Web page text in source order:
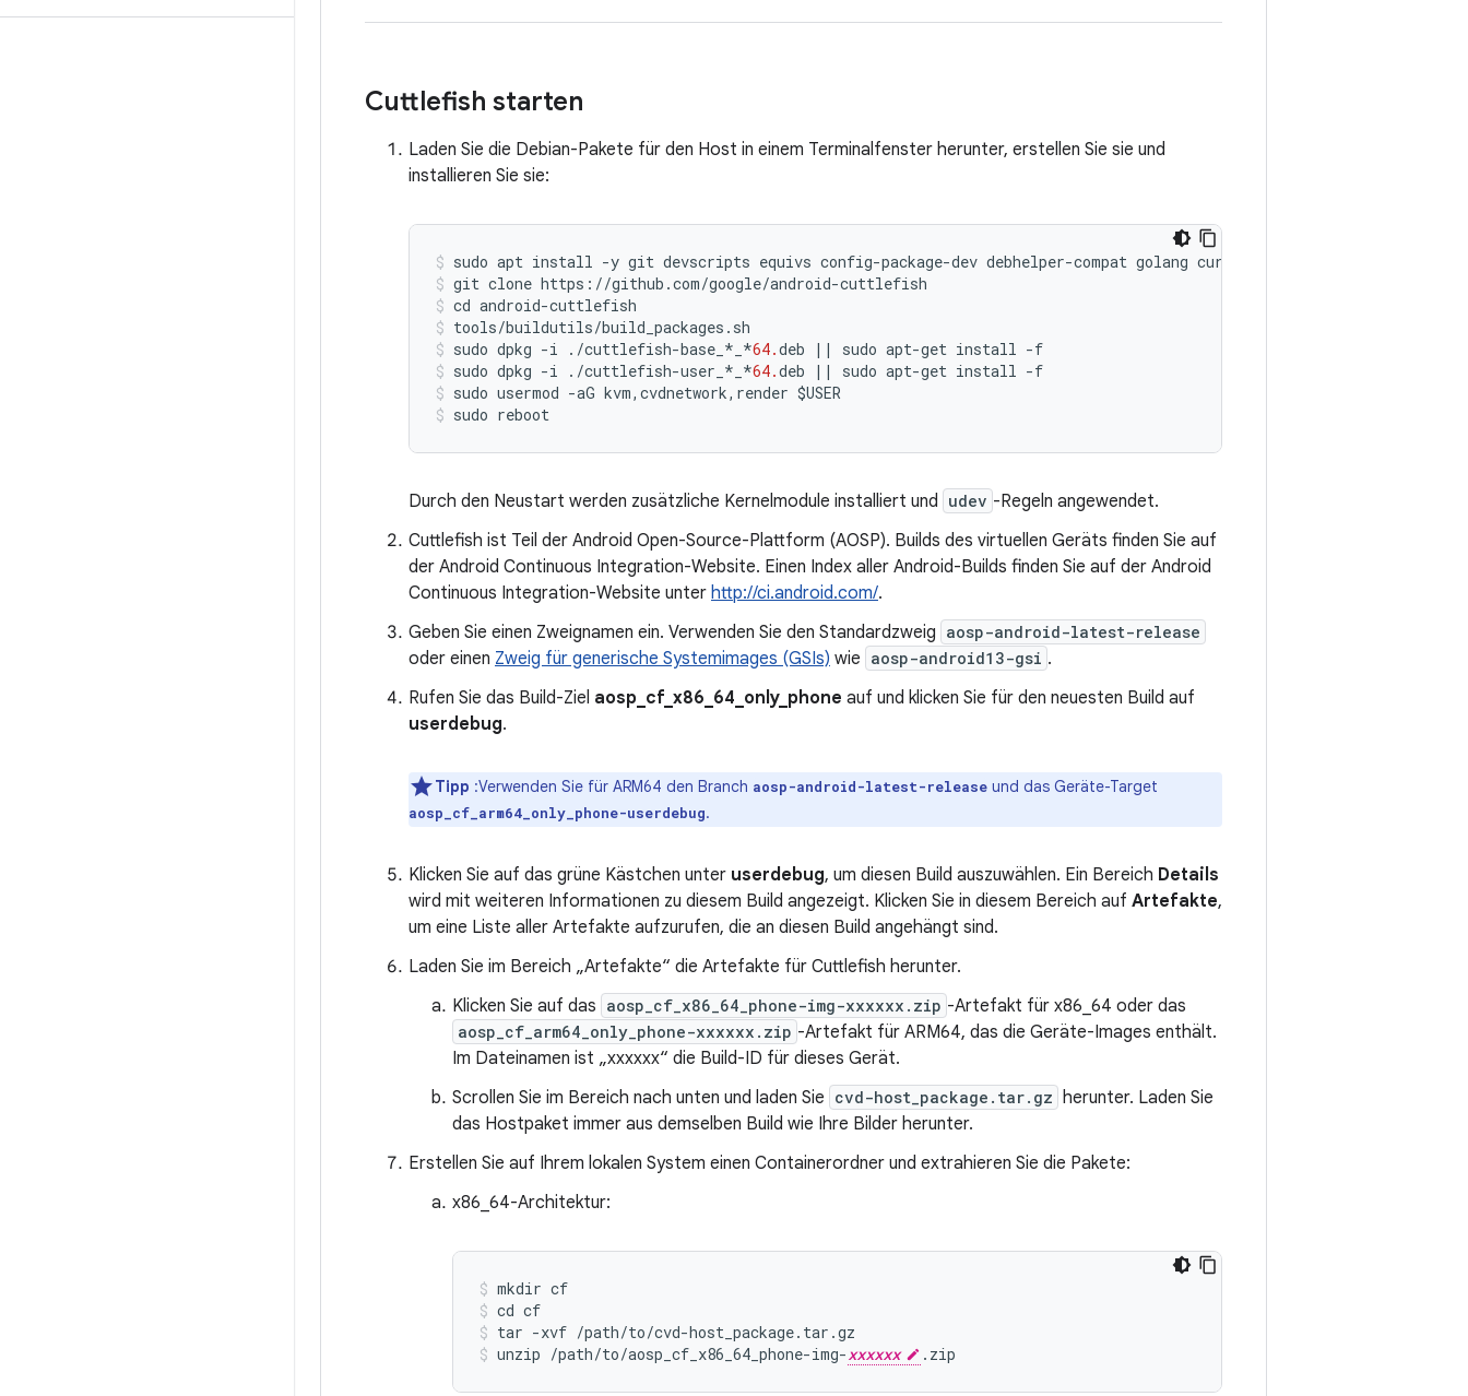
Cuttlefish starten
Laden Sie die Debian-Pakete für den Host in einem Terminalfenster herunter, erstellen Sie sie und
installieren Sie sie:
sudo apt install -y git devscripts equivs config-package-dev debhelper-compat golang curl
git clone https : //github .com/google/android-cuttlefish
cd android-cuttlefish
tools/buildutils/build_packages . sh
sudo dpkg -i ./cuttlefish-base_ * *64.deb || sudo apt-get install -f
sudo dpkg -i ./cuttlefish-user_ * *64.deb || sudo apt-get install -f
sudo usermod -aG kvm, cvdnetwork, render $USER
sudo reboot
Durch den Neustart werden zusätzliche Kernelmodule installiert und udev -Regeln angewendet.
Cuttlefish ist Teil der Android Open-Source-Plattform (AOSP). Builds des virtuellen Geräts finden Sie auf
der Android Continuous Integration-Website. Einen Index aller Android-Builds finden Sie auf der Android
Continuous Integration-Website unter http://ci.android.com/.
Geben Sie einen Zweignamen ein. Verwenden Sie den Standardzweig aosp-android-latest-release
oder einen Zweig für generische Systemimages (GSIs) wie aosp-android13-gsi .
Rufen Sie das Build-Ziel aosp_cf_x86_64_only_phone auf und klicken Sie für den neuesten Build auf
userdebug.
Tipp :Verwenden Sie für ARM64 den Branch aosp-android-latest-release und das Geräte-Target
aosp_cf_arm64_only_phone-userdebug.
Klicken Sie auf das grüne Kästchen unter userdebug, um diesen Build auszuwählen. Ein Bereich Details
wird mit weiteren Informationen zu diesem Build angezeigt. Klicken Sie in diesem Bereich auf Artefakte,
um eine Liste aller Artefakte aufzurufen, die an diesen Build angehängt sind.
Laden Sie im Bereich „Artefakte“ die Artefakte für Cuttlefish herunter.
Klicken Sie auf das aosp_cf_x86_64_phone-img-xxxxxx.zip -Artefakt für x86_64 oder das
aosp_cf_arm64_only_phone-xxxxxx.zip -Artefakt für ARM64, das die Geräte-Images enthält.
Im Dateinamen ist „xxxxxx“ die Build-ID für dieses Gerät.
Scrollen Sie im Bereich nach unten und laden Sie cvd-host_package.tar.gz herunter. Laden Sie
das Hostpaket immer aus demselben Build wie Ihre Bilder herunter.
Erstellen Sie auf Ihrem lokalen System einen Containerordner und extrahieren Sie die Pakete:
x86_64-Architektur:
mkdir cf
cd cf
tar -xvf /path/to/cvd-host_package. tar .gz
unzip /path/to/aosp_cf_x86_64_phone-img-xxxxxx . zip